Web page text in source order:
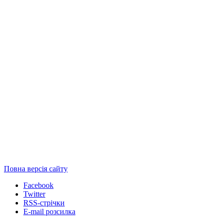
Повна версія сайту
Facebook
Twitter
RSS-стрічки
E-mail розсилка